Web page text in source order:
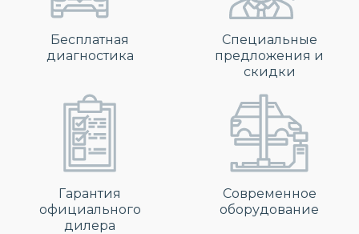
Бесплатная
диагностика
Специальные
предложения и
скидки
Гарантия
официального
дилера
Современное
оборудование